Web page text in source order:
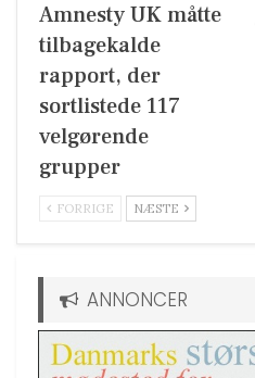
Amnesty UK måtte
tilbagekalde
rapport, der
sortlistede 117
velgørende
grupper
FORRIGE NÆSTE
ANNONCER